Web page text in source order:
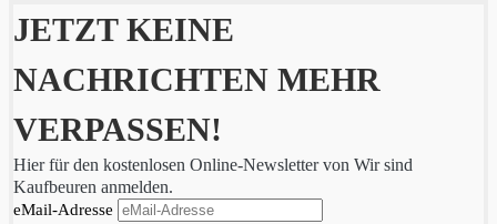
JETZT KEINE
NACHRICHTEN MEHR
VERPASSEN!
Hier für den kostenlosen Online-Newsletter von Wir sind
Kaufbeuren anmelden.
eMail-Adresse